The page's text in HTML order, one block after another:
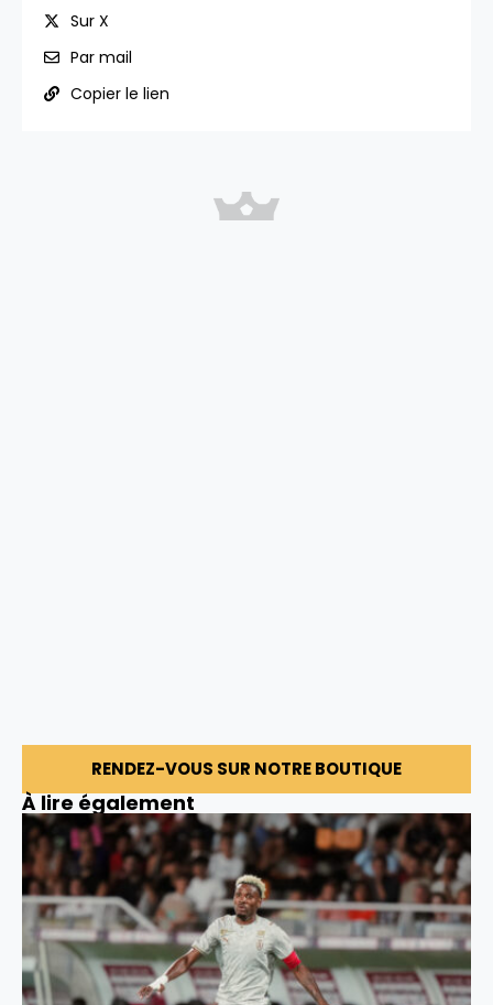
Sur X
Par mail
Copier le lien
RENDEZ-VOUS SUR NOTRE BOUTIQUE
À lire également